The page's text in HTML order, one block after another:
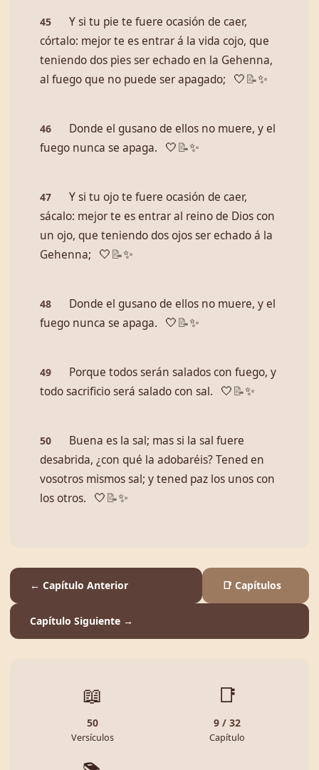
45
Y si tu pie te fuere ocasión de caer,
córtalo: mejor te es entrar á la vida cojo, que
teniendo dos pies ser echado en la Gehenna,
al fuego que no puede ser apagado;
🤍 📝✨
46
Donde el gusano de ellos no muere, y el
fuego nunca se apaga.
🤍 📝✨
47
Y si tu ojo te fuere ocasión de caer,
sácalo: mejor te es entrar al reino de Dios con
un ojo, que teniendo dos ojos ser echado á la
Gehenna;
🤍 📝✨
48
Donde el gusano de ellos no muere, y el
fuego nunca se apaga.
🤍 📝✨
49
Porque todos serán salados con fuego, y
todo sacrificio será salado con sal.
🤍 📝✨
50
Buena es la sal; mas si la sal fuere
desabrida, ¿con qué la adobaréis? Tened en
vosotros mismos sal; y tened paz los unos con
los otros.
🤍 📝✨
← Capítulo Anterior 📑 Capítulos
Capítulo Siguiente →
📖
50
Versículos
📑
9 / 32
Capítulo